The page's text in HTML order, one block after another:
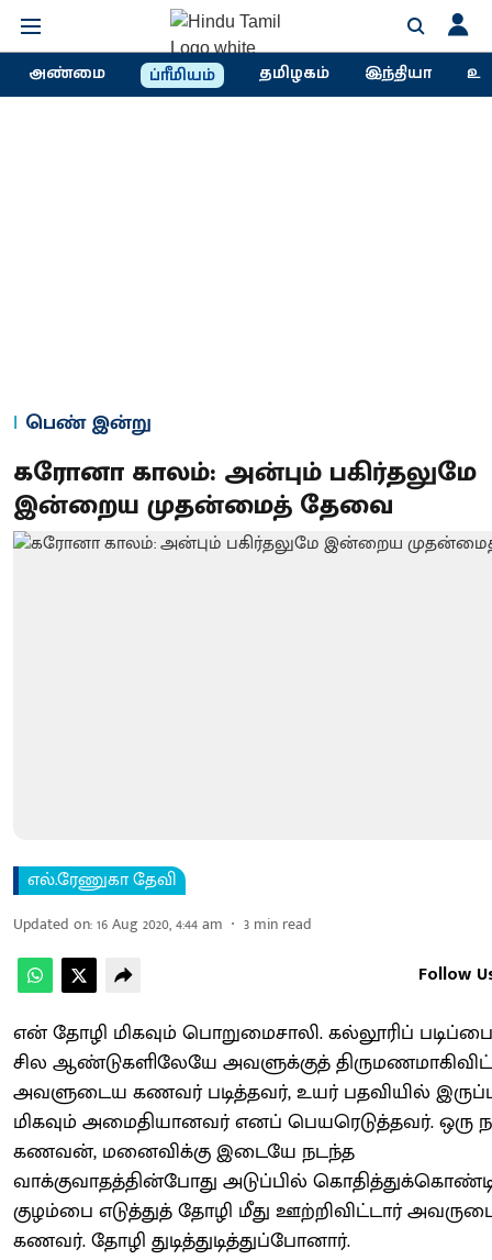
அண்மை ப்ரீமியம் தமிழகம் இந்தியா
பெண் இன்று
கரோனா காலம்: அன்பும் பகிர்தலுமே
இன்றைய முதன்மைத் தேவை
எல்.ரேணுகா தேவி
Updated on:16 Aug 2020, 4:44 am 3 min read
Follow
என் தோழி மிகவும் பொறுமைசாலி. கல்லூரிப் படிப்பை
சில ஆண்டுகளிலேயே அவளுக்குத்
அவளுடைய கணவர் படித்தவர், உயர் பதவியில்
மிகவும் அமைதியானவர் எனப் பெயரெடுத்தவர். ஒரு
கணவன், மனைவிக்கு இடையே நடந்த
வாக்குவாதத்தின்போது அடுப்பில்
குழம்பை எடுத்துத் தோழி மீது ஊற்றிவிட்டார்
கணவர். தோழி துடித்துடித்துப்போனார்.